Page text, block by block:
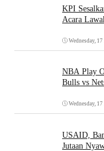
KPI
Acara
Wednesday,
NBA Play
Bulls vs
Wednesday,
USAID,
Jutaan